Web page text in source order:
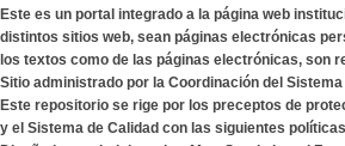
Este es un portal integrado a la página web
distintos sitios web, sean páginas electrónicas
los textos como de las páginas electrónicas,
Sitio administrado por la Coordinación del Sistema
Este repositorio se rige por los preceptos de
y el Sistema de Calidad con las siguientes